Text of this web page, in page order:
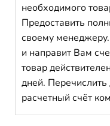
необходимого
Предоставить
своему
и направит Вам
товар
дней.
расчетный счёт